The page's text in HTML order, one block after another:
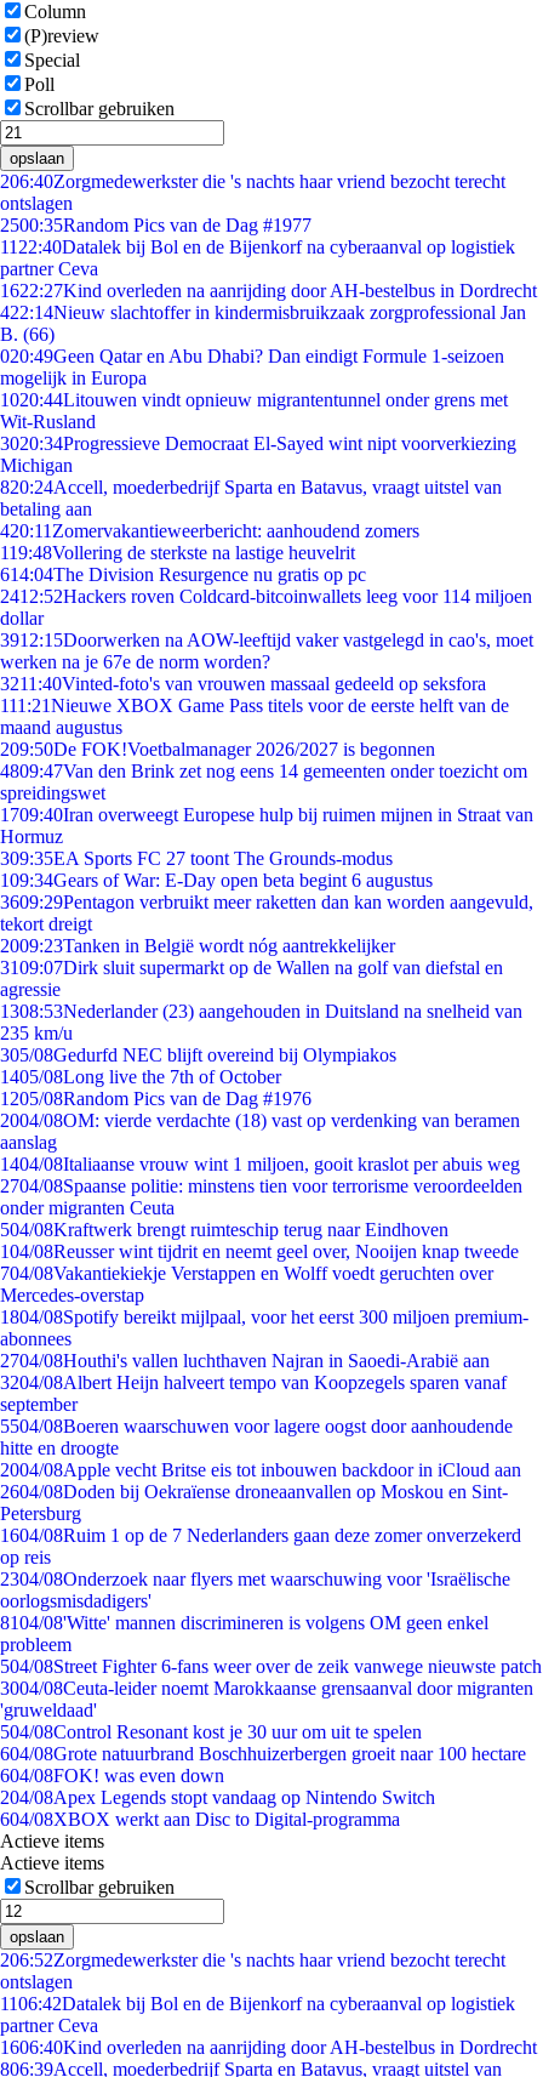
Column
(P)review
Special
Poll
Scrollbar gebruiken
opslaan
206:40Zorgmedewerkster die 's nachts haar vriend bezocht terecht
ontslagen
2500:35Random Pics van de Dag #1977
11 22:40Datalek bij Bol en de Bijenkorf na cyberaanval op logistiek
partner Ceva
1622:27Kind overleden na aanrijding door AH-bestelbus in Dordrecht
422:14Nieuw slachtoffer in kindermisbruikzaak zorgprofessional Jan
B. (66)
020:49Geen Qatar en Abu Dhabi? Dan eindigt Formule 1-seizoen
mogelijk in Europa
1020:44Litouwen vindt opnieuw migrantentunnel onder grens met
Wit-Rusland
3020:34Progressieve Democraat El-Sayed wint nipt voorverkiezing
Michigan
820:24Accell, moederbedrijf Sparta en Batavus, vraagt uitstel van
betaling aan
420:11 Zomervakantieweerbericht: aanhoudend zomers
119:48Vollering de sterkste na lastige heuvelrit
614:04The Division Resurgence nu gratis op pc
2412:52Hackers roven Coldcard-bitcoinwallets leeg voor 114 miljoen
dollar
3912:15Doorwerken na AOW-leeftijd vaker vastgelegd in cao's, moet
werken na je 67e de norm worden?
3211:40Vinted-foto's van vrouwen massaal gedeeld op seksfora
111:21Nieuwe XBOX Game Pass titels voor de eerste helft van de
maand augustus
209:50De FOK!Voetbalmanager 2026/2027 is begonnen
4809:47Van den Brink zet nog eens 14 gemeenten onder toezicht om
spreidingswet
1709:40Iran overweegt Europese hulp bij ruimen mijnen in Straat van
Hormuz
309:35EA Sports FC 27 toont The Grounds-modus
109:34Gears of War: E-Day open beta begint 6 augustus
3609:29Pentagon verbruikt meer raketten dan kan worden aangevuld,
tekort dreigt
2009:23Tanken in België wordt nóg aantrekkelijker
3109:07Dirk sluit supermarkt op de Wallen na golf van diefstal en
agressie
1308:53Nederlander (23) aangehouden in Duitsland na snelheid van
235 km/u
305/08Gedurfd NEC blijft overeind bij Olympiakos
1405/08Long live the 7th of October
1205/08Random Pics van de Dag #1976
2004/08OM: vierde verdachte (18) vast op verdenking van beramen
aanslag
1404/08Italiaanse vrouw wint 1 miljoen, gooit kraslot per abuis weg
2704/08Spaanse politie: minstens tien voor terrorisme veroordeelden
onder migranten Ceuta
504/08Kraftwerk brengt ruimteschip terug naar Eindhoven
104/08Reusser wint tijdrit en neemt geel over, Nooijen knap tweede
704/08Vakantiekiekje Verstappen en Wolff voedt geruchten over
Mercedes-overstap
1804/08Spotify bereikt mijlpaal, voor het eerst 300 miljoen premium-
abonnees
2704/08Houthi's vallen luchthaven Najran in Saoedi-Arabië aan
3204/08Albert Heijn halveert tempo van Koopzegels sparen vanaf
september
5504/08Boeren waarschuwen voor lagere oogst door aanhoudende
hitte en droogte
2004/08Apple vecht Britse eis tot inbouwen backdoor in iCloud aan
2604/08Doden bij Oekraïense droneaanvallen op Moskou en Sint-
Petersburg
1604/08Ruim 1 op de 7 Nederlanders gaan deze zomer onverzekerd
op reis
2304/08Onderzoek naar flyers met waarschuwing voor 'Israëlische
oorlogsmisdadigers'
8104/08'Witte' mannen discrimineren is volgens OM geen enkel
probleem
504/08Street Fighter 6-fans weer over de zeik vanwege nieuwste patch
3004/08Ceuta-leider noemt Marokkaanse grensaanval door migranten
'gruweldaad'
504/08Control Resonant kost je 30 uur om uit te spelen
604/08Grote natuurbrand Boschhuizerbergen groeit naar 100 hectare
604/08FOK! was even down
204/08Apex Legends stopt vandaag op Nintendo Switch
604/08XBOX werkt aan Disc to Digital-programma
Actieve items
Actieve items
Scrollbar gebruiken
opslaan
206:52Zorgmedewerkster die 's nachts haar vriend bezocht terecht
ontslagen
1106:42Datalek bij Bol en de Bijenkorf na cyberaanval op logistiek
partner Ceva
1606:40Kind overleden na aanrijding door AH-bestelbus in Dordrecht
806:39Accell, moederbedrijf Sparta en Batavus, vraagt uitstel van